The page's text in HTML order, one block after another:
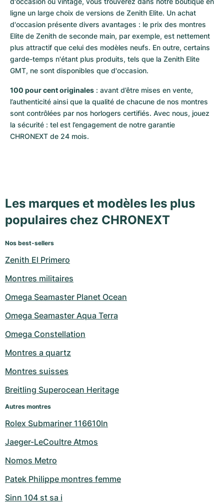
ligne un large choix de versions de Zenith Elite. Un achat
d'occasion présente divers avantages : le prix des montres
Elite de Zenith de seconde main, par exemple, est nettement
plus attractif que celui des modèles neufs. En outre, certains
garde-temps n'étant plus produits, tels que la Zenith Elite
GMT, ne sont disponibles que d'occasion.
100 pour cent originales : avant d’être mises en vente,
l’authenticité ainsi que la qualité de chacune de nos montres
sont contrôlées par nos horlogers certifiés. Avec nous, jouez
la sécurité : tel est l’engagement de notre garantie
CHRONEXT de 24 mois.
Les marques et modèles les plus
populaires chez CHRONEXT
Nos best-sellers
Zenith El Primero
Montres militaires
Omega Seamaster Planet Ocean
Omega Seamaster Aqua Terra
Omega Constellation
Montres a quartz
Montres suisses
Breitling Superocean Heritage
Autres montres
Rolex Submariner 116610ln
Jaeger-LeCoultre Atmos
Nomos Metro
Patek Philippe montres femme
Sinn 104 st sa i